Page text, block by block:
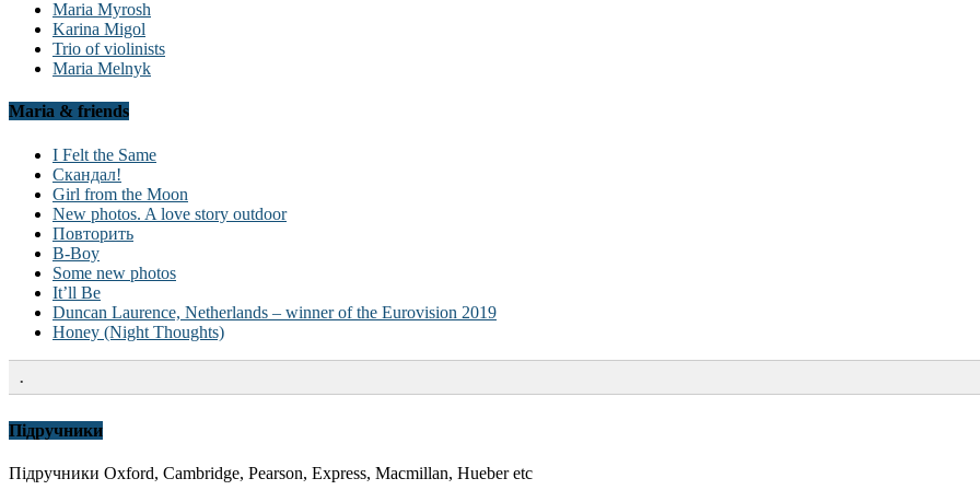
Maria Myrosh
Karina Migol
Trio of violinists
Maria Melnyk
Maria & friends
I Felt the Same
Скандал!
Girl from the Moon
New photos. A love story outdoor
Повторить
B-Boy
Some new photos
It’ll Be
Duncan Laurence, Netherlands – winner of the Eurovision 2019
Honey (Night Thoughts)
.
Підручники
Підручники Oxford, Cambridge, Pearson, Express, Macmillan, Hueber etc